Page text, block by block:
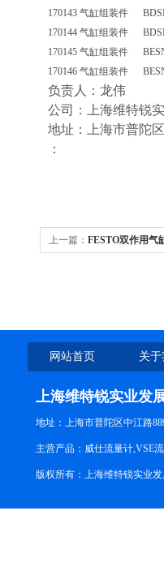
170143 气缸组装件
170144 气缸组装件
170145 气缸组装件
170146 气缸组装件
负责人：龙伟
公司：上海维特锐
地址：上海市普陀
：
上一篇： FESTO双作用气
网站首页 关
上海维特锐实业发
地址：上海市普陀区中江路
主营产品：威仕流量计,VSE
版权所有：上海维特锐实业